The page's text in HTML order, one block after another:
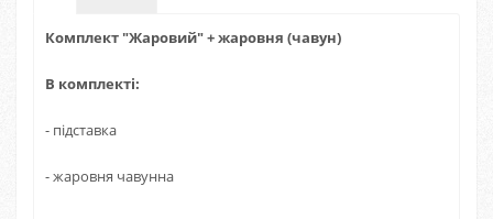
Комплект "Жаровий" + жаровня (чавун)
В комплекті:
- підставка
- жаровня чавунна